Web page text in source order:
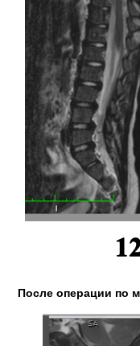
После операции по